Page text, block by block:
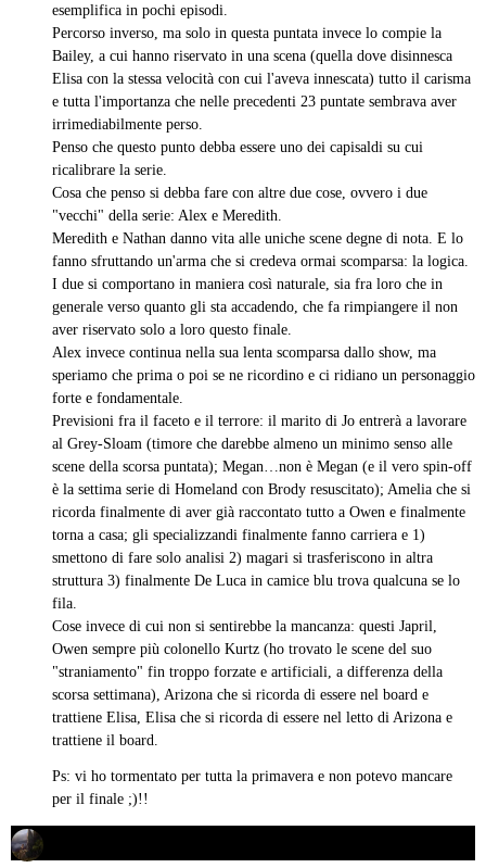
esemplifica in pochi episodi.
Percorso inverso, ma solo in questa puntata invece lo compie la
Bailey, a cui hanno riservato in una scena (quella dove disinnesca
Elisa con la stessa velocità con cui l'aveva innescata) tutto il carisma
e tutta l'importanza che nelle precedenti 23 puntate sembrava aver
irrimediabilmente perso.
Penso che questo punto debba essere uno dei capisaldi su cui
ricalibrare la serie.
Cosa che penso si debba fare con altre due cose, ovvero i due
"vecchi" della serie: Alex e Meredith.
Meredith e Nathan danno vita alle uniche scene degne di nota. E lo
fanno sfruttando un'arma che si credeva ormai scomparsa: la logica.
I due si comportano in maniera così naturale, sia fra loro che in
generale verso quanto gli sta accadendo, che fa rimpiangere il non
aver riservato solo a loro questo finale.
Alex invece continua nella sua lenta scomparsa dallo show, ma
speriamo che prima o poi se ne ricordino e ci ridiano un personaggio
forte e fondamentale.
Previsioni fra il faceto e il terrore: il marito di Jo entrerà a lavorare
al Grey-Sloam (timore che darebbe almeno un minimo senso alle
scene della scorsa puntata); Megan…non è Megan (e il vero spin-off
è la settima serie di Homeland con Brody resuscitato); Amelia che si
ricorda finalmente di aver già raccontato tutto a Owen e finalmente
torna a casa; gli specializzandi finalmente fanno carriera e 1)
smettono di fare solo analisi 2) magari si trasferiscono in altra
struttura 3) finalmente De Luca in camice blu trova qualcuna se lo
fila.
Cose invece di cui non si sentirebbe la mancanza: questi Japril,
Owen sempre più colonello Kurtz (ho trovato le scene del suo
"straniamento" fin troppo forzate e artificiali, a differenza della
scorsa settimana), Arizona che si ricorda di essere nel board e
trattiene Elisa, Elisa che si ricorda di essere nel letto di Arizona e
trattiene il board.
Ps: vi ho tormentato per tutta la primavera e non potevo mancare
per il finale ;)!!